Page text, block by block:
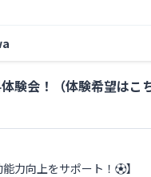
験会！（体験希望はこ
能力向上をサポート！⚽】